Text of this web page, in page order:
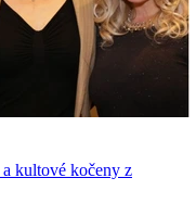
kultové kočeny z